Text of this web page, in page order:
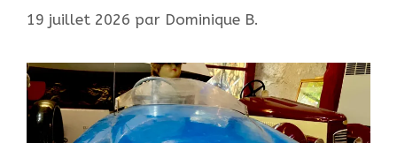
19 juillet 2026 par Dominique B.